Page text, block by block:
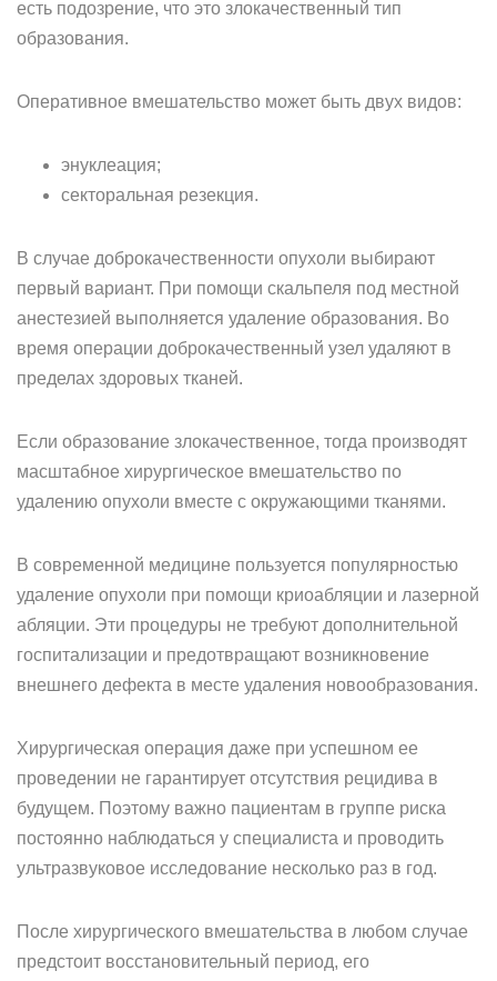
есть подозрение, что это злокачественный тип
образования.
Оперативное вмешательство может быть двух видов:
энуклеация;
секторальная резекция.
В случае доброкачественности опухоли выбирают
первый вариант. При помощи скальпеля под местной
анестезией выполняется удаление образования. Во
время операции доброкачественный узел удаляют в
пределах здоровых тканей.
Если образование злокачественное, тогда производят
масштабное хирургическое вмешательство по
удалению опухоли вместе с окружающими тканями.
В современной медицине пользуется популярностью
удаление опухоли при помощи криоабляции и лазерной
абляции. Эти процедуры не требуют дополнительной
госпитализации и предотвращают возникновение
внешнего дефекта в месте удаления новообразования.
Хирургическая операция даже при успешном ее
проведении не гарантирует отсутствия рецидива в
будущем. Поэтому важно пациентам в группе риска
постоянно наблюдаться у специалиста и проводить
ультразвуковое исследование несколько раз в год.
После хирургического вмешательства в любом случае
предстоит восстановительный период, его